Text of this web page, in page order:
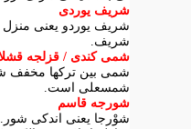
شریف یوردی
شریف یوردو یعنی منزل
شریف.
شمی کندی / قزلجه
شمی بین ترکها مخفف
شمسعلی است.
شورجه قاسم
شوْرجا یعنی اندکی